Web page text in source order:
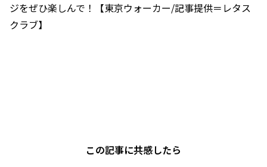
ジをぜひ楽しんで！【東京ウォーカー/記事提供＝レタス
クラブ】
この記事に共感したら